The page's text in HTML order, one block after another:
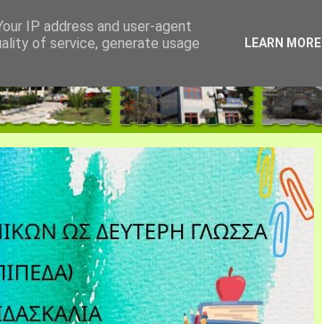
IP address and user-agent
of service, generate usage
LEARN MORE